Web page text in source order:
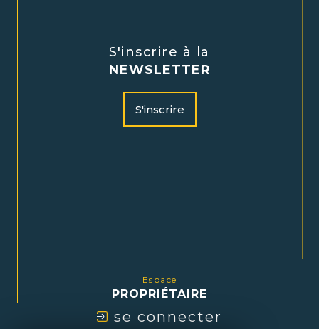
S'inscrire à la
NEWSLETTER
S'inscrire
Espace
PROPRIÉTAIRE
se connecter